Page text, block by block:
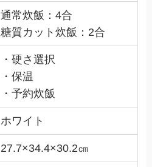
通常炊飯：4合
糖質カット炊飯：2合
・硬さ選択
・保温
・予約炊飯
ホワイト
27.7×34.4×30.2㎝